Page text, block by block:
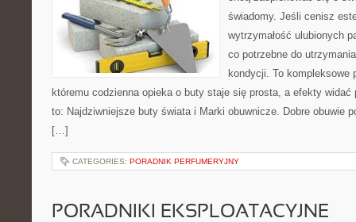
świadomy. Jeśli cenisz
wytrzymałość ulubionych
co potrzebne do
kondycji. To kompleksowe
któremu codzienna opieka o buty staje się prosta, a efekty
to: Najdziwniejsze buty świata i Marki obuwnicze. Dobre obuwie
[…]
CATEGORIES: PORADNIK PERFUMERYJNY
PORADNIKI EKSPLOATACYJNE